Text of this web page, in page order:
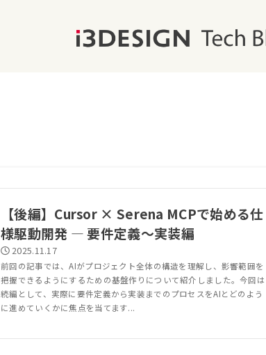
【後編】Cursor × Serena MCPで始める仕
様駆動開発 ― 要件定義～実装編
2025.11.17
前回の記事では、AIがプロジェクト全体の構造を理解し、影響範囲を
把握できるようにするための基盤作りについて紹介しました。今回は
続編として、実際に要件定義から実装までのプロセスをAIとどのよう
に進めていくかに焦点を当てます...